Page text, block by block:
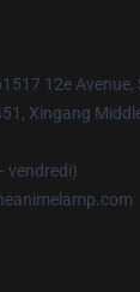
12e
Xingang
vendredi)